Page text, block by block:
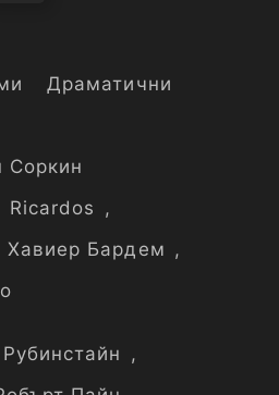
Драматични
Соркин
Ricardos ,
Хавиер Бардем ,
,